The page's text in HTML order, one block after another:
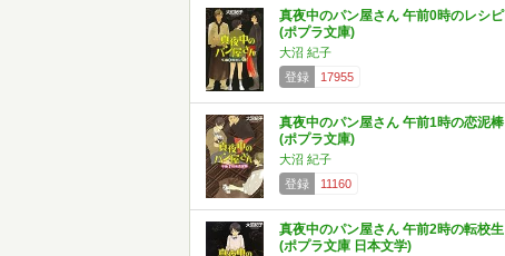
真夜中のパン屋さん 午前0時のレシピ
(ポプラ文庫)
大沼 紀子
登録
17955
真夜中のパン屋さん 午前1時の恋泥棒
(ポプラ文庫)
大沼 紀子
登録
11160
真夜中のパン屋さん 午前2時の転校生
(ポプラ文庫 日本文学)